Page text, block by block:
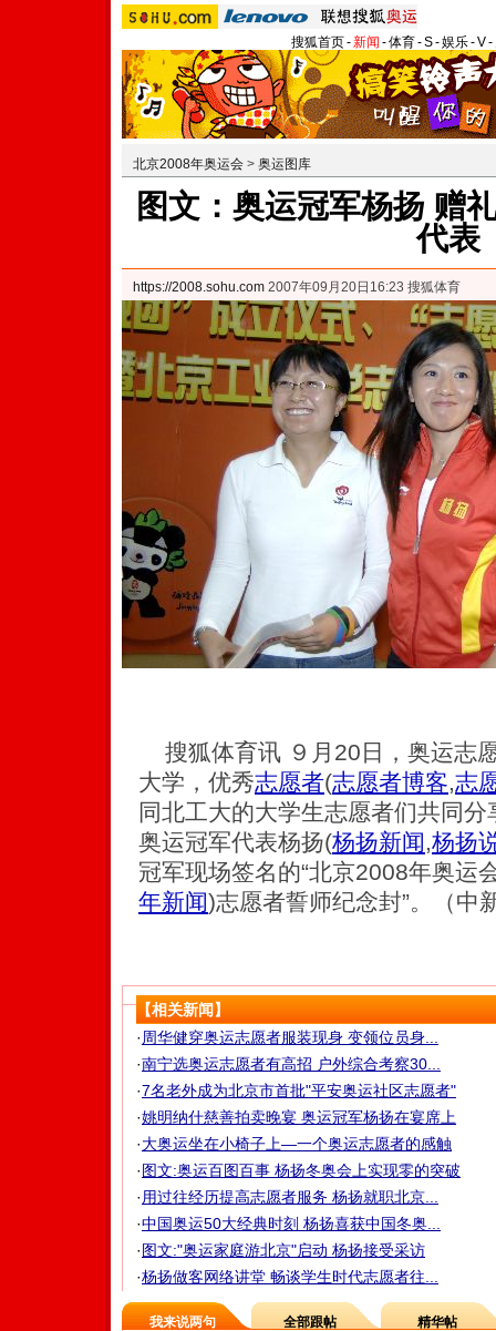
搜狐首页-新闻 -体育-S-娱乐-V-
北京2008年奥运会 > 奥运图库
图文：奥运冠军杨扬 赠
代表
https://2008.sohu.com 2007年09月20日16:23 搜狐体育
搜狐体育讯 ９月20日，奥运志
大学，优秀志愿者(志愿者博客,志
同北工大的大学生志愿者们共同
奥运冠军代表杨扬(杨扬新闻,杨扬
冠军现场签名的“北京2008年奥运
年新闻)志愿者誓师纪念封”。（中
【相关新闻】
· 周华健穿奥运志愿者服装现身 变领位员身...
·南宁选奥运志愿者有高招 户外综合考察30...
·7名老外成为北京市首批"平安奥运社区志愿者"
·姚明纳什慈善拍卖晚宴 奥运冠军杨扬在宴席上
·大奥运坐在小椅子上—一个奥运志愿者的感触
·图文:奥运百图百事 杨扬冬奥会上实现零的突破
· 用过往经历提高志愿者服务 杨扬就职北京...
·中国奥运50大经典时刻 杨扬喜获中国冬奥...
·图文:"奥运家庭游北京"启动 杨扬接受采访
·杨扬做客网络讲堂 畅谈学生时代志愿者往...
我来说两句 全部跟帖 精华帖